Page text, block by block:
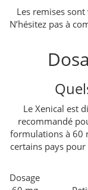
Les remises
N’hésitez pas à
Le Xenical est
recommandé
formulations à 60
certains pays
Dosage